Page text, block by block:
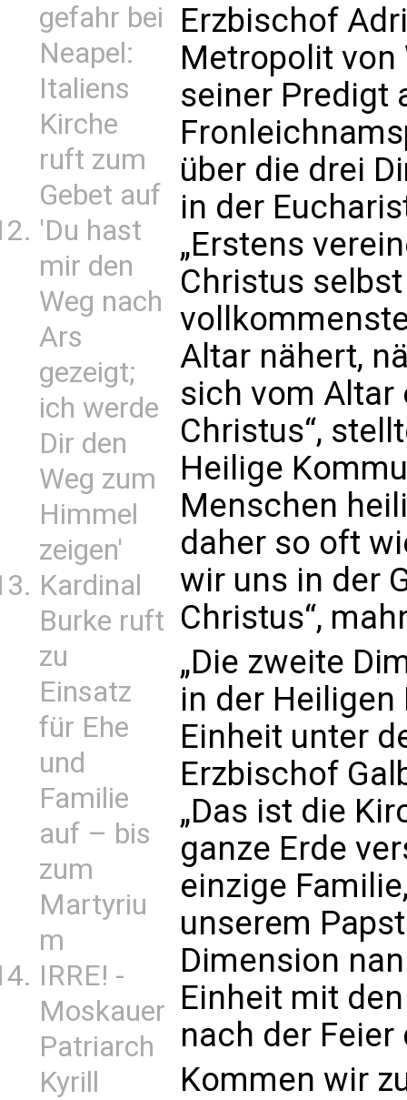
gefahr bei
Neapel:
Italiens
Kirche
ruft zum
Gebet auf
'Du hast
mir den
Weg nach
Ars
gezeigt;
ich werde
Dir den
Weg zum
Himmel
zeigen'
Kardinal
Burke ruft
zu
Einsatz
für Ehe
und
Familie
auf – bis
zum
Martyriu
m
IRRE! -
Moskauer
Patriarch
Kyrill
Erzbischof
Metropolit von
seiner Predigt
über die drei
in der
„Erstens
Christus
Altar nähert,
sich vom
Christus“,
Heilige
Menschen
daher so oft
wir uns in der
Christus“,
„Die zweite
in der
Einheit unter
Erzbischof
„Das ist die
ganze Erde
einzige
unserem
Dimension
Einheit mit
nach der
Kommen wir